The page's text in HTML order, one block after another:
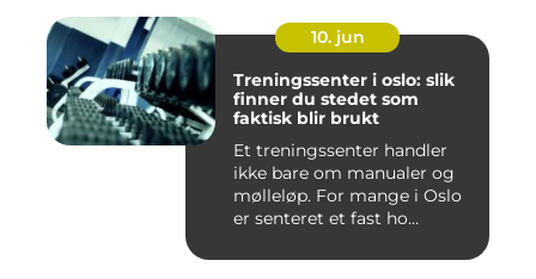
10. jun
Treningssenter i oslo: slik
finner du stedet som
faktisk blir brukt
Et treningssenter handler
ikke bare om manualer og
mølleløp. For mange i Oslo
er senteret et fast ho...